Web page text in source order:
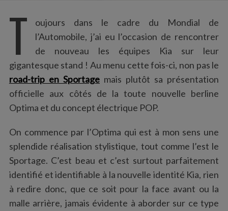
T
oujours dans le cadre du Mondial de
l’Automobile, j’ai eu l’occasion de rencontrer
de nouveau les équipes Kia sur leur
gigantesque stand ! Au menu cette fois-ci, non pas le
road-trip en Sportagemais plutôt sa présentation
officielle aux côtés de la toute nouvelle berline
Optima et du concept électrique POP.
On commence par l’Optima qui est à mon sens une
splendide réalisation stylistique, tout comme l’est le
Sportage. C’est beau et c’est surtout parfaitement
identifié et identifiable à la nouvelle identité Kia, rien
à redire donc, que ce soit pour la face avant ou la
malle arrière, jamais évidente à aborder sur ce type